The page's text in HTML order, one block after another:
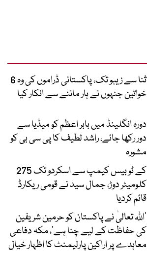
ثنا سے زیبو تک، پاکستانی ڈراموں کی وہ 6
خواتین جنہوں نے ہار ماننے سے انکار کیا
دورہ انگلینڈ میں بابر اعظم کو میڈیا سے
دور رکھا جائے، راشد لطیف کا پی سی بی کو
مشورہ
کے ٹو بیس کیمپ سے اسکردو تک 275
کلومیٹر دوڑ، جمال سید نے قومی ریکارڈ
قائم کردیا
’اللہ تعالیٰ نے پاکستان کو حرمین شریفین
کی حفاظت کے لیے چنا ہے‘، مکہ دفاعی
معاہدے پر اراکین پارلیمنٹ کا اظہار خیال